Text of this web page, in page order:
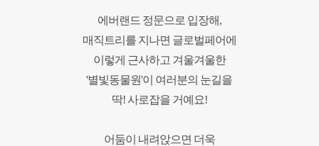
에버랜드 정문으로 입장해,
매직트리를 지나면 글로벌페어에
이렇게 근사하고 겨울겨울한
'별빛동물원'이 여러분의 눈길을
딱! 사로잡을 거예요!
어둠이 내려앉으면 더욱